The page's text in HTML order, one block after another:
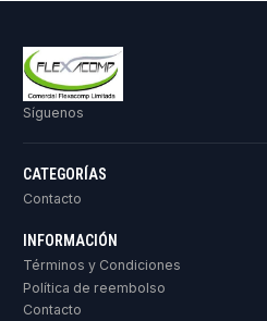
Síguenos
CATEGORÍAS
Contacto
INFORMACIÓN
Términos y Condiciones
Política de reembolso
Contacto